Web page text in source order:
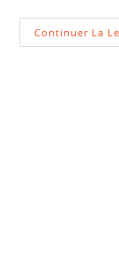
Continuer La